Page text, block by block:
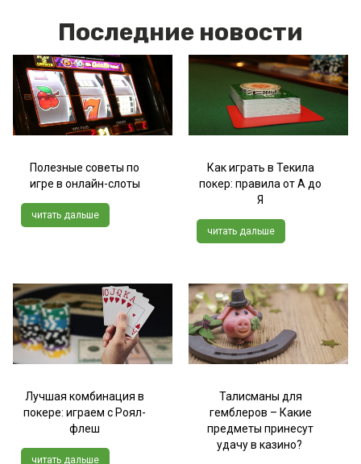
Последние новости
Полезные советы по
игре в онлайн-слоты
читать дальше
Как играть в Текила
покер: правила от А до
Я
читать дальше
Лучшая комбинация в
покере: играем с Роял-
флеш
читать дальше
Талисманы для
гемблеров – Какие
предметы принесут
удачу в казино?